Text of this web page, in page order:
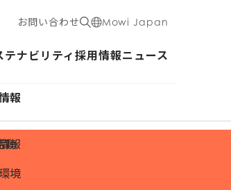
お問い合わせ Mowi Japan
テナビリティ
動
採用情報
報
報
境
ニュース